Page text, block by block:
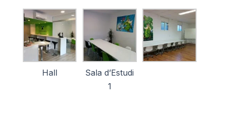
Hall
Sala d’Estudi
1